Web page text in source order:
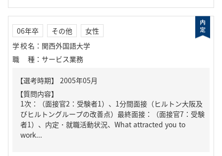
06年卒 その他
女性
学校名 ： 関西外国語大学
職種 ： サービス業務
【質問内容】
1次：（面接官2：受験者1）、1分間面接（ヒルトン大阪及
びヒルトングループの改善点）最終面接：（面接官7：受験
者1）、内定・就職活動状況、What attracted you to
work...